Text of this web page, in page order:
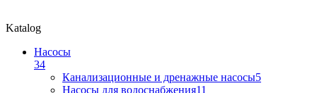
Katalog
Насосы
34
Канализационные и дренажные насосы5
Насосы для водоснабжения11